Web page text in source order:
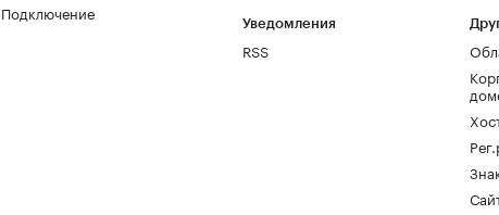
Подключение
Уведомления
RSS